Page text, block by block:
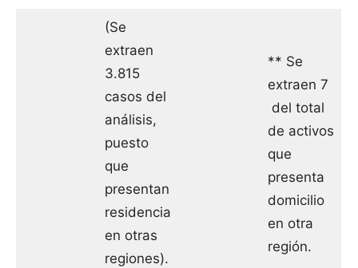
(Se
extraen
3.815
casos del
análisis,
puesto
que
presentan
residencia
en otras
regiones).
** Se
extraen 7
del total
de activos
que
presenta
domicilio
en otra
región.